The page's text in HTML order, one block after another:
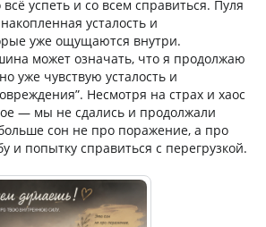
успеть и со всем справиться. Пуля
усталость и
уже ощущаются внутри.
может означать, что я продолжаю
уже чувствую усталость и
Несмотря на страх и хаос
— мы не сдались и продолжали
сон не про поражение, а про
и попытку справиться с перегрузкой.